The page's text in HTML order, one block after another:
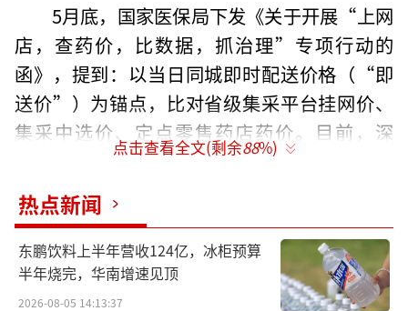
5月底，国家医保局下发《关于开展“上网
店，查药价，比数据，抓治理”专项行动的
函》，提到：以当日同城即时配送价格（“即
送价”）为锚点，比对省级集采平台挂网价、
集采中选价、定点零售药店药价。目前，深
圳、西安、大连已相继开放了医保药品价格查
询。
这一政策引发业内轩然大波。比价政策，
被市场解读为要在全国范围内形成药价监测
的“一盘棋”。然而，院内外市场药品价格形
点击查看全文(剩余88%)
热点新闻
东鹏饮料上半年营收124亿，冰柜预算
半年烧完，华南增速见顶
2026-08-05 14:13:37